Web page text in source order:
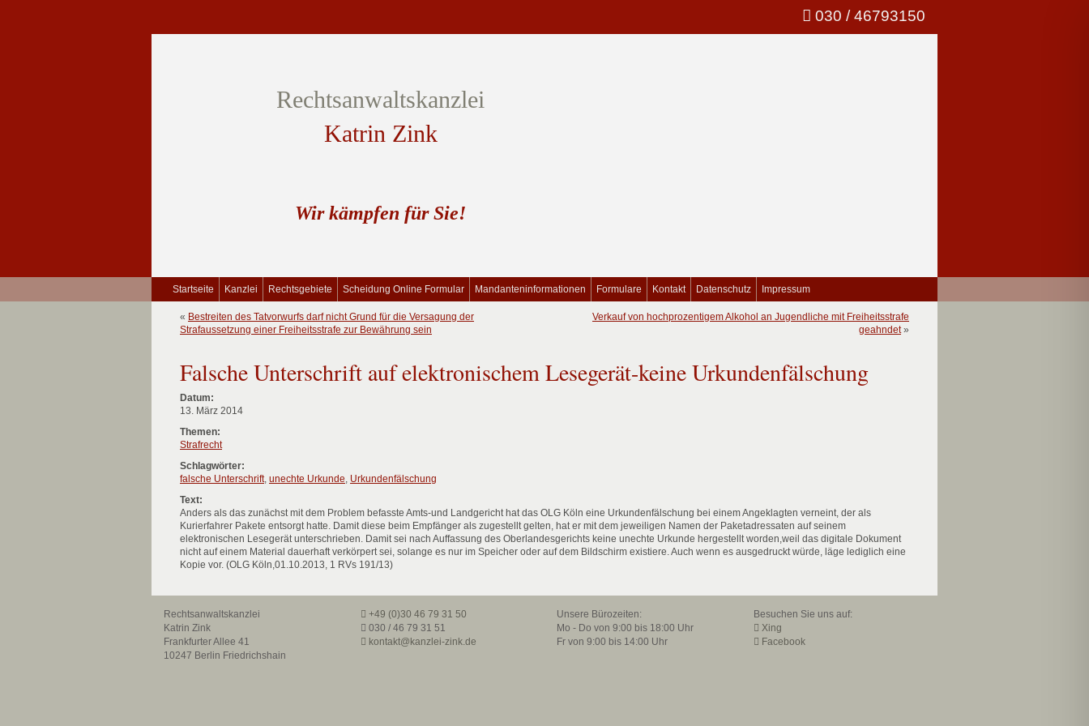
030 / 46793150
Rechtsanwaltskanzlei
Katrin Zink
Wir kämpfen für Sie!
Startseite Kanzlei Rechtsgebiete Scheidung Online Formular Mandanteninformationen Formulare Kontakt Datenschutz Impressum
« Bestreiten des Tatvorwurfs darf nicht Grund für die Versagung der
Strafaussetzung einer Freiheitsstrafe zur Bewährung sein
Verkauf von hochprozentigem Alkohol an Jugendliche mit Freiheitsstrafe
geahndet»
Falsche Unterschrift auf elektronischem Lesegerät-keine Urkundenfälschung
Datum:
13. März 2014
Themen:
Strafrecht
Schlagwörter:
falsche Unterschrift, unechte Urkunde, Urkundenfälschung
Text:
Anders als das zunächst mit dem Problem befasste Amts-und Landgericht hat das OLG Köln eine Urkundenfälschung bei einem Angeklagten verneint, der als
Kurierfahrer Pakete entsorgt hatte. Damit diese beim Empfänger als zugestellt gelten, hat er mit dem jeweiligen Namen der Paketadressaten auf seinem
elektronischen Lesegerät unterschrieben. Damit sei nach Auffassung des Oberlandesgerichts keine unechte Urkunde hergestellt worden,weil das digitale Dokument
nicht auf einem Material dauerhaft verkörpert sei, solange es nur im Speicher oder auf dem Bildschirm existiere. Auch wenn es ausgedruckt würde, läge lediglich eine
Kopie vor. (OLG Köln,01.10.2013, 1 RVs 191/13)
Rechtsanwaltskanzlei
Katrin Zink
Frankfurter Allee 41
10247 Berlin Friedrichshain
+49 (0)30 46 79 31 50
030 / 46 79 31 51
kontakt@kanzlei-zink.de
Unsere Bürozeiten:
Mo - Do von 9:00 bis 18:00 Uhr
Fr von 9:00 bis 14:00 Uhr
Besuchen Sie uns auf:
Xing
Facebook